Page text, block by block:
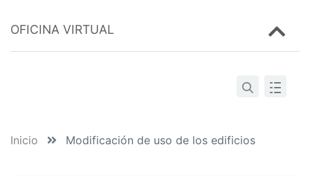
OFICINA VIRTUAL
Inicio Modificación de uso de los edificios